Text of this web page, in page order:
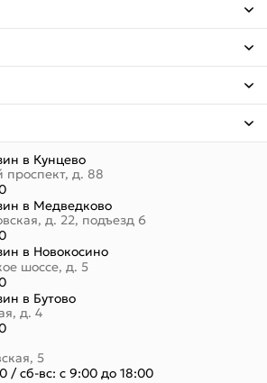
в Кунцево
проспект, д. 88
в Медведково
д. 22, подъезд 6
в Новокосино
шоссе, д. 5
в Бутово
д. 4
5
/сб-вс: с 9:00 до 18:00